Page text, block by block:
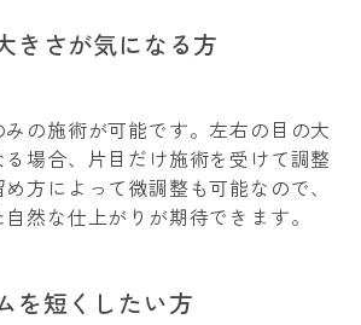
きさが気になる方
の施術が可能です。左右の目の大
場合、片目だけ施術を受けて調整
方によって微調整も可能なので、
然な仕上がりが期待できます。
を短くしたい方